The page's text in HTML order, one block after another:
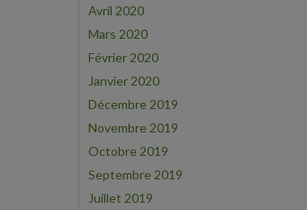
Avril 2020
Mars 2020
Février 2020
Janvier 2020
Décembre 2019
Novembre 2019
Octobre 2019
Septembre 2019
Juillet 2019